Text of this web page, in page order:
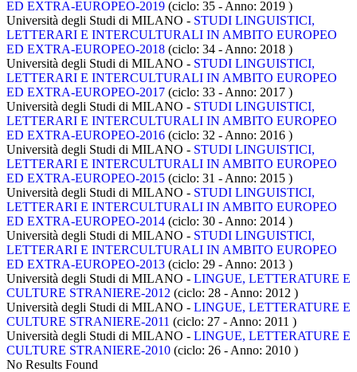
ED EXTRA-EUROPEO-2019 (ciclo: 35 - Anno: 2019 )
Università degli Studi di MILANO - STUDI LINGUISTICI,
LETTERARI E INTERCULTURALI IN AMBITO EUROPEO
ED EXTRA-EUROPEO-2018 (ciclo: 34 - Anno: 2018 )
Università degli Studi di MILANO - STUDI LINGUISTICI,
LETTERARI E INTERCULTURALI IN AMBITO EUROPEO
ED EXTRA-EUROPEO-2017 (ciclo: 33 - Anno: 2017 )
Università degli Studi di MILANO - STUDI LINGUISTICI,
LETTERARI E INTERCULTURALI IN AMBITO EUROPEO
ED EXTRA-EUROPEO-2016 (ciclo: 32 - Anno: 2016 )
Università degli Studi di MILANO - STUDI LINGUISTICI,
LETTERARI E INTERCULTURALI IN AMBITO EUROPEO
ED EXTRA-EUROPEO-2015 (ciclo: 31 - Anno: 2015 )
Università degli Studi di MILANO - STUDI LINGUISTICI,
LETTERARI E INTERCULTURALI IN AMBITO EUROPEO
ED EXTRA-EUROPEO-2014 (ciclo: 30 - Anno: 2014 )
Università degli Studi di MILANO - STUDI LINGUISTICI,
LETTERARI E INTERCULTURALI IN AMBITO EUROPEO
ED EXTRA-EUROPEO-2013 (ciclo: 29 - Anno: 2013 )
Università degli Studi di MILANO - LINGUE, LETTERATURE E
CULTURE STRANIERE-2012 (ciclo: 28 - Anno: 2012 )
Università degli Studi di MILANO - LINGUE, LETTERATURE E
CULTURE STRANIERE-2011 (ciclo: 27 - Anno: 2011 )
Università degli Studi di MILANO - LINGUE, LETTERATURE E
CULTURE STRANIERE-2010 (ciclo: 26 - Anno: 2010 )
No Results Found